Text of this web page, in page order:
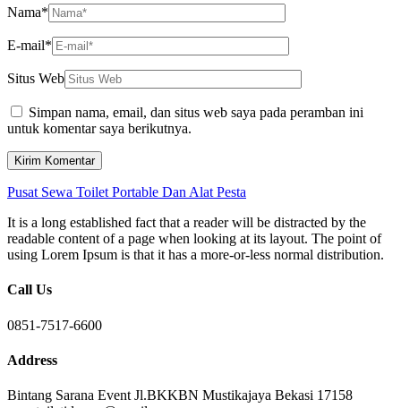
Nama*
E-mail*
Situs Web
Simpan nama, email, dan situs web saya pada peramban ini
untuk komentar saya berikutnya.
Pusat Sewa Toilet Portable Dan Alat Pesta
It is a long established fact that a reader will be distracted by the
readable content of a page when looking at its layout. The point of
using Lorem Ipsum is that it has a more-or-less normal distribution.
Call Us
0851-7517-6600
Address
Bintang Sarana Event Jl.BKKBN Mustikajaya Bekasi 17158